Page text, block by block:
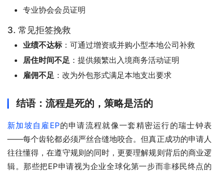
专业协会会员证明
3. 常见拒签挽救
业绩不达标：可通过增资或并购小型本地公司补救
居住时间不足 ：提供频繁出入境商务活动证明
雇佣不足 ：改为外包形式满足本地支出要求
结语：流程是死的，策略是活的
新加坡自雇EP的申请流程就像一套精密运行的瑞士钟表
——每个齿轮都必须严丝合缝地咬合。但真正成功的申请人
往往懂得，在遵守规则的同时，更要理解规则背后的商业逻
辑。那些把EP申请视为企业全球化第一步而非移民终点的